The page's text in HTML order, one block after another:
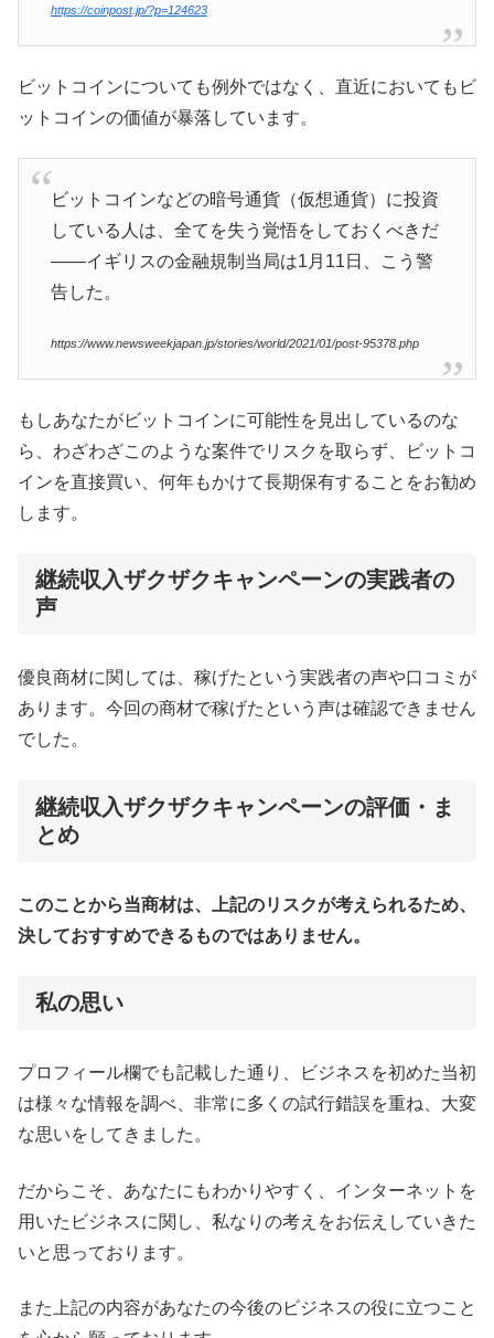
https://coinpost.jp/?p=124623
ビットコインについても例外ではなく、直近においてもビ
ットコインの価値が暴落しています。
ビットコインなどの暗号通貨（仮想通貨）に投資
している人は、全てを失う覚悟をしておくべきだ
――イギリスの金融規制当局は1月11日、こう警
告した。
https://www.newsweekjapan.jp/stories/world/2021/01/post-95378.php
もしあなたがビットコインに可能性を見出しているのな
ら、わざわざこのような案件でリスクを取らず、ビットコ
インを直接買い、何年もかけて長期保有することをお勧め
します。
継続収入ザクザクキャンペーンの実践者の
声
優良商材に関しては、稼げたという実践者の声や口コミが
あります。今回の商材で稼げたという声は確認できません
でした。
継続収入ザクザクキャンペーンの評価・ま
とめ
このことから当商材は、上記のリスクが考えられるため、
決しておすすめできるものではありません。
私の思い
プロフィール欄でも記載した通り、ビジネスを初めた当初
は様々な情報を調べ、非常に多くの試行錯誤を重ね、大変
な思いをしてきました。
だからこそ、あなたにもわかりやすく、インターネットを
用いたビジネスに関し、私なりの考えをお伝えしていきた
いと思っております。
また上記の内容があなたの今後のビジネスの役に立つこと